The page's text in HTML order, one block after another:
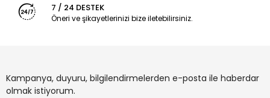
7 / 24 DESTEK
Öneri ve şikayetlerinizi bize iletebilirsiniz.
Kampanya, duyuru, bilgilendirmelerden e-posta ile haberdar
olmak istiyorum.